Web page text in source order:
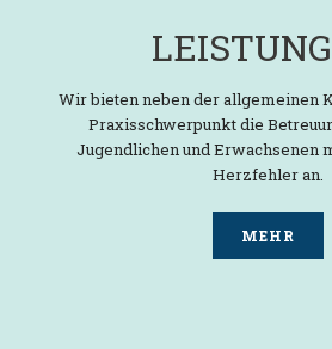
Wir bieten neben der allgemeinen
Praxisschwerpunkt die
Jugendlichen und Erwachsenen
Herzfehler an.
MEHR